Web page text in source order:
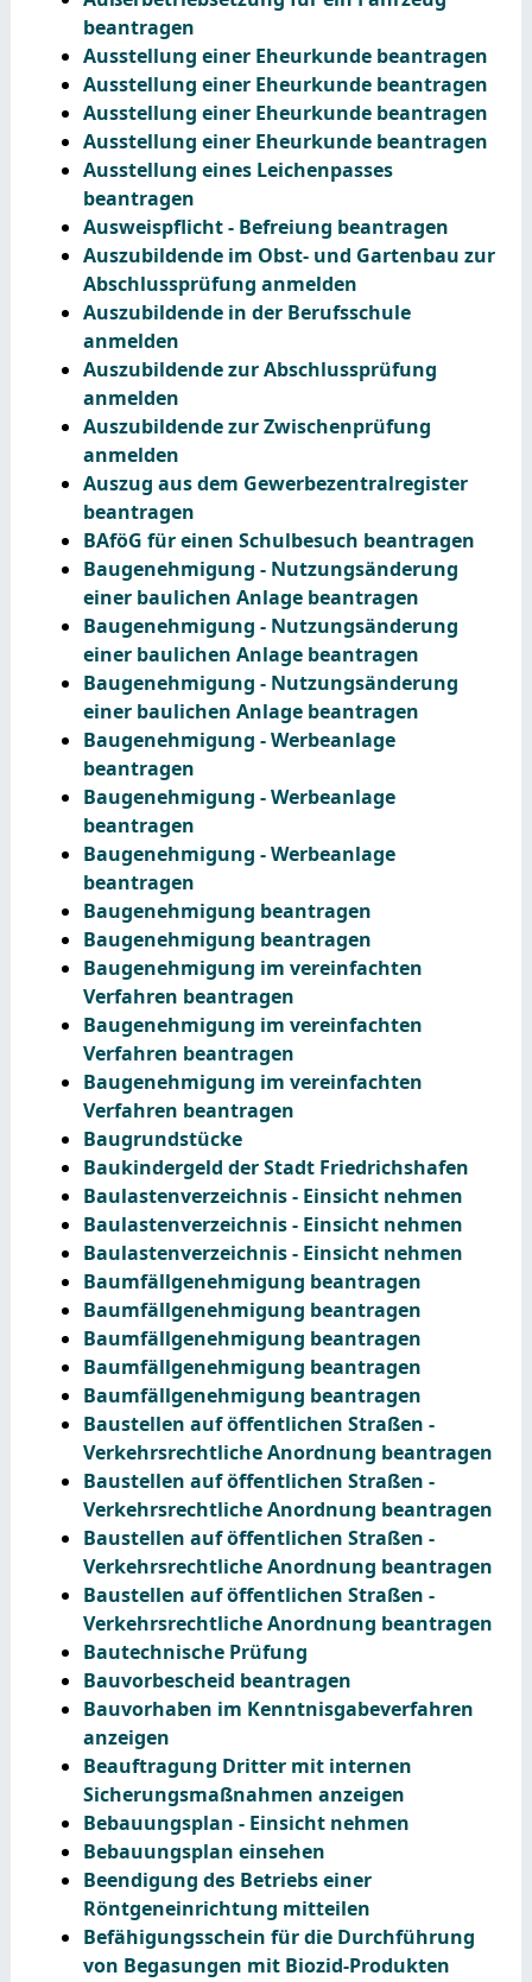
beantragen
Ausstellung einer Eheurkunde beantragen
Ausstellung einer Eheurkunde beantragen
Ausstellung einer Eheurkunde beantragen
Ausstellung einer Eheurkunde beantragen
Ausstellung eines Leichenpasses
beantragen
Ausweispflicht - Befreiung beantragen
Auszubildende im Obst- und Gartenbau zur
Abschlussprüfung anmelden
Auszubildende in der Berufsschule
anmelden
Auszubildende zur Abschlussprüfung
anmelden
Auszubildende zur Zwischenprüfung
anmelden
Auszug aus dem Gewerbezentralregister
beantragen
BAföG für einen Schulbesuch beantragen
Baugenehmigung - Nutzungsänderung
einer baulichen Anlage beantragen
Baugenehmigung - Nutzungsänderung
einer baulichen Anlage beantragen
Baugenehmigung - Nutzungsänderung
einer baulichen Anlage beantragen
Baugenehmigung - Werbeanlage
beantragen
Baugenehmigung - Werbeanlage
beantragen
Baugenehmigung - Werbeanlage
beantragen
Baugenehmigung beantragen
Baugenehmigung beantragen
Baugenehmigung im vereinfachten
Verfahren beantragen
Baugenehmigung im vereinfachten
Verfahren beantragen
Baugenehmigung im vereinfachten
Verfahren beantragen
Baugrundstücke
Baukindergeld der Stadt Friedrichshafen
Baulastenverzeichnis - Einsicht nehmen
Baulastenverzeichnis - Einsicht nehmen
Baulastenverzeichnis - Einsicht nehmen
Baumfällgenehmigung beantragen
Baumfällgenehmigung beantragen
Baumfällgenehmigung beantragen
Baumfällgenehmigung beantragen
Baumfällgenehmigung beantragen
Baustellen auf öffentlichen Straßen -
Verkehrsrechtliche Anordnung beantragen
Baustellen auf öffentlichen Straßen -
Verkehrsrechtliche Anordnung beantragen
Baustellen auf öffentlichen Straßen -
Verkehrsrechtliche Anordnung beantragen
Baustellen auf öffentlichen Straßen -
Verkehrsrechtliche Anordnung beantragen
Bautechnische Prüfung
Bauvorbescheid beantragen
Bauvorhaben im Kenntnisgabeverfahren
anzeigen
Beauftragung Dritter mit internen
Sicherungsmaßnahmen anzeigen
Bebauungsplan - Einsicht nehmen
Bebauungsplan einsehen
Beendigung des Betriebs einer
Röntgeneinrichtung mitteilen
Befähigungsschein für die Durchführung
von Begasungen mit Biozid-Produkten